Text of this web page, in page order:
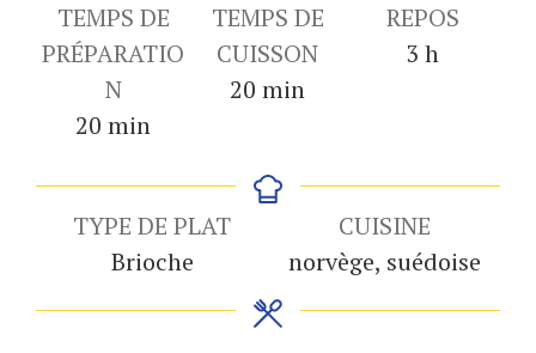
TEMPS DE
PRÉPARATIO
N
20 minutes
min
TEMPS DE
CUISSON
20 minutes
min
REPOS
3 heures
h
TYPE DE PLAT
Brioche
CUISINE
norvège, suédoise